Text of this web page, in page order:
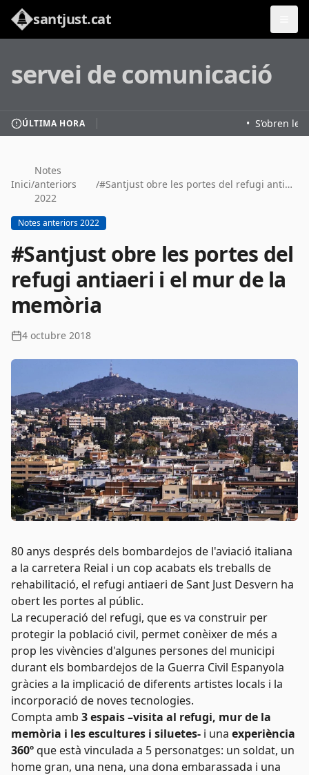
santjust.cat
servei de comunicació
ÚLTIMA HORA S’obren
Inici/
Notes
anteriors
2022
/ #Santjust obre les portes del refugi antiaeri i el mur de la memòria
Notes anteriors 2022
#Santjust obre les portes del
refugi antiaeri i el mur de la
memòria
4 octubre 2018
80 anys després dels bombardejos de l'aviació italiana
a la carretera Reial i un cop acabats els treballs de
rehabilitació, el refugi antiaeri de Sant Just Desvern ha
obert les portes al públic.
La recuperació del refugi, que es va construir per
protegir la població civil, permet conèixer de més a
prop les vivències d'algunes persones del municipi
durant els bombardejos de la Guerra Civil Espanyola
gràcies a la implicació de diferents artistes locals i la
incorporació de noves tecnologies.
Compta amb 3 espais –visita al refugi, mur de la
memòria i les escultures i siluetes- i una experiència
360ºque està vinculada a 5 personatges: un soldat, un
home gran, una nena, una dona embarassada i una